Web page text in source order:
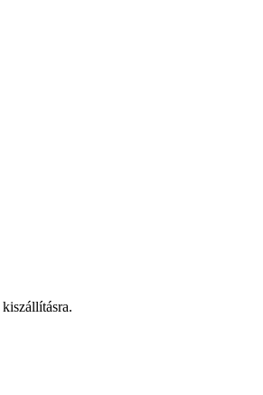
kiszállításra.